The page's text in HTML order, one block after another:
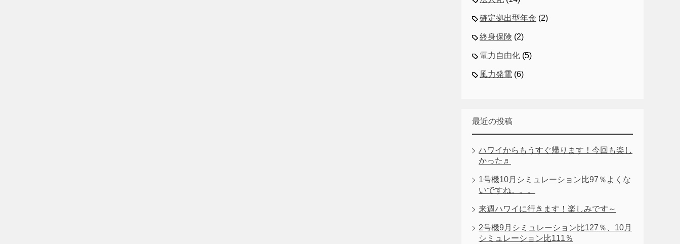
確定拠出型年金 (2)
終身保険 (2)
電力自由化 (5)
風力発電 (6)
最近の投稿
ハワイからもうすぐ帰ります！今回も楽し
かった♬
1号機10月シミュレーション比97％よくな
いですね。。。
来週ハワイに行きます！楽しみです～
2号機9月シミュレーション比127％、10月
シミュレーション比111％